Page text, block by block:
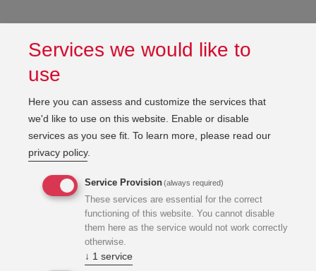
Erneuerung Brandschutz
Weiters wurden sämtliche Zwischendeckensysteme
erneuert und das Anpassen div.
Raumnutzungsänderungen sowie Verändern der
Raumgrößen, Tausch der Bodenbeläge vorgenommen.
Damit zusammenhängende sowie behördlich
vorgeschriebene brandschutztechn. Ertüchtigungen wie
Austausch und Nachrüsten von Brandabschnittstüren,
Ausbilden zus. Fluchtwege, Aufrüstung der
Services we would like to
use
Here you can assess and customize the services that
we'd like to use on this website. Enable or disable
services as you see fit. To learn more, please read our
privacy policy.
Service Provision(always required)
These services are essential for the correct
functioning of this website. You cannot disable
them here as the service would not work correctly
otherwise.
↓ 1 service